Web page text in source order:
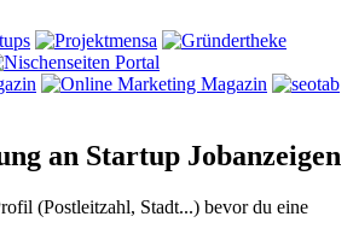
an Startup Jobanzeigen
(Postleitzahl, Stadt...) bevor du eine